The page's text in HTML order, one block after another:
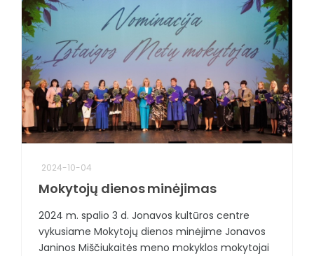
2024-10-04
Mokytojų dienos minėjimas
2024 m. spalio 3 d. Jonavos kultūros centre
vykusiame Mokytojų dienos minėjime Jonavos
Janinos Miščiukaitės meno mokyklos mokytojai